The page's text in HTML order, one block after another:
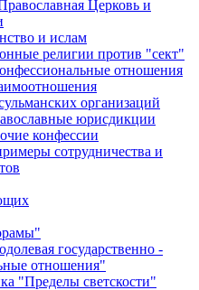
Церковь и
и ислам
религии против "сект"
отношения
организаций
юрисдикции
конфессии
сотрудничества и
государственно -
отношения"
"Пределы светскости"